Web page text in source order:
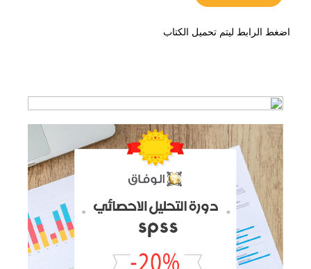
اضغط الرابط ليتم تحميل الكتاب